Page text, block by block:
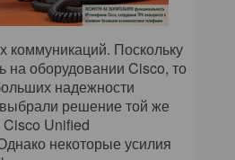
Поскольку
на оборудовании Cisco, то
надежности
решение той же
Cisco Unified
некоторые усилия